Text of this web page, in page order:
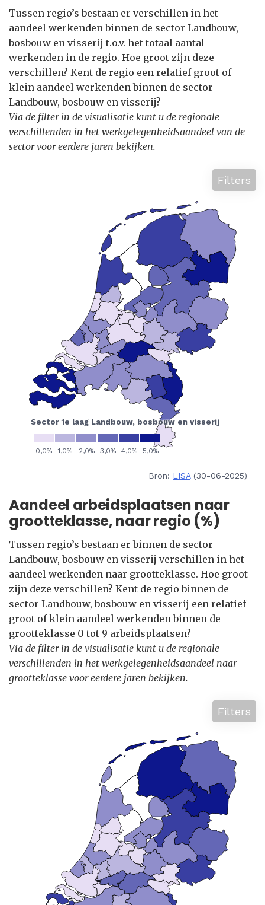
Tussen regio’s bestaan er verschillen in het
aandeel werkenden binnen de sector Landbouw,
bosbouw en visserij t.o.v. het totaal aantal
werkenden in de regio. Hoe groot zijn deze
verschillen? Kent de regio een relatief groot of
klein aandeel werkenden binnen de sector
Landbouw, bosbouw en visserij?
Via de filter in de visualisatie kunt u de regionale
verschillenden in het werkgelegenheidsaandeel van de
sector voor eerdere jaren bekijken.
Filters
Bron: LISA(30-06-2025)
Aandeel arbeidsplaatsen naar
grootteklasse, naar regio (%)
Tussen regio’s bestaan er binnen de sector
Landbouw, bosbouw en visserij verschillen in het
aandeel werkenden naar grootteklasse. Hoe groot
zijn deze verschillen? Kent de regio binnen de
sector Landbouw, bosbouw en visserij een relatief
groot of klein aandeel werkenden binnen de
grootteklasse 0 tot 9 arbeidsplaatsen?
Via de filter in de visualisatie kunt u de regionale
verschillenden in het werkgelegenheidsaandeel naar
grootteklasse voor eerdere jaren bekijken.
Filters